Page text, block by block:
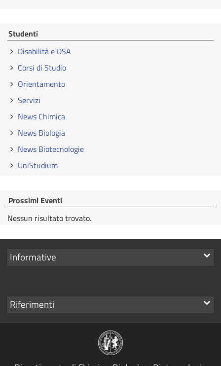
Studenti
Disabilità e DSA
Corsi di Studio
Orientamento
Servizi
News Chimica
News Biologia
News Biotecnologie
UniStudium
Prossimi Eventi
Nessun risultato trovato.
Mostra
Informative
Mostra
Riferimenti